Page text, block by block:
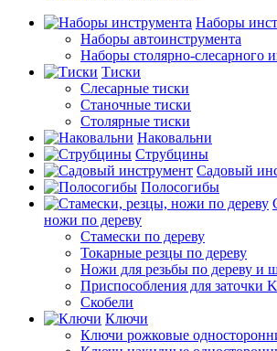
Наборы
Наборы автоинструмента
Наборы столярно-слесарного
Тиски
Слесарные тиски
Станочные тиски
Столярные тиски
Наковальни
Струбцины
Садовый
Полосогибы
ножи по дереву
Стамески по дереву
Токарные резцы по дереву
Ножи для резьбы по дереву и
Приспособления для заточки
Скобели
Ключи
Ключи рожковые